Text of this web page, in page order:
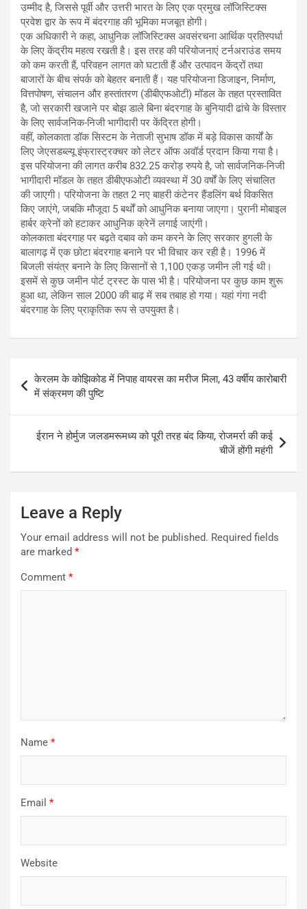
उम्मीद है, जिससे पूर्वी और उत्तरी भारत के लिए एक प्रमुख लॉजिस्टिक्स
प्रवेश द्वार के रूप में बंदरगाह की भूमिका मजबूत होगी।
एक अधिकारी ने कहा, आधुनिक लॉजिस्टिक्स अवसंरचना आर्थिक प्रतिस्पर्धा
के लिए केंद्रीय महत्व रखती है। इस तरह की परियोजनाएं टर्नअराउंड समय
को कम करती हैं, परिवहन लागत को घटाती हैं और उत्पादन केंद्रों तथा
बाजारों के बीच संपर्क को बेहतर बनाती हैं। यह परियोजना डिजाइन, निर्माण,
वित्तपोषण, संचालन और हस्तांतरण (डीबीएफओटी) मॉडल के तहत प्रस्तावित
है, जो सरकारी खजाने पर बोझ डाले बिना बंदरगाह के बुनियादी ढांचे के विस्तार
के लिए सार्वजनिक-निजी भागीदारी पर केंद्रित होगी।
वहीं, कोलकाता डॉक सिस्टम के नेताजी सुभाष डॉक में बड़े विकास कार्यों के
लिए जेएसडब्ल्यू इंफ्रास्ट्रक्चर को लेटर ऑफ अवॉर्ड प्रदान किया गया है।
इस परियोजना की लागत करीब 832.25 करोड़ रुपये है, जो सार्वजनिक-निजी
भागीदारी मॉडल के तहत डीबीएफओटी व्यवस्था में 30 वर्षों के लिए संचालित
की जाएगी। परियोजना के तहत 2 नए बाहरी कंटेनर हैंडलिंग बर्थ विकसित
किए जाएंगे, जबकि मौजूदा 5 बर्थों को आधुनिक बनाया जाएगा। पुरानी मोबाइल
हार्बर क्रेनों को हटाकर आधुनिक क्रेनें लगाई जाएंगी।
कोलकाता बंदरगाह पर बढ़ते दबाव को कम करने के लिए सरकार हुगली के
बालागढ़ में एक छोटा बंदरगाह बनाने पर भी विचार कर रही है। 1996 में
बिजली संयंत्र बनाने के लिए किसानों से 1,100 एकड़ जमीन ली गई थी।
इसमें से कुछ जमीन पोर्ट ट्रस्ट के पास भी है। परियोजना पर कुछ काम शुरू
हुआ था, लेकिन साल 2000 की बाढ़ में सब तबाह हो गया। यहां गंगा नदी
बंदरगाह के लिए प्राकृतिक रूप से उपयुक्त है।
Post
navigation
केरलम के कोझिकोड में निपाह वायरस का मरीज मिला, 43 वर्षीय कारोबारी
में संक्रमण की पुष्टि
ईरान ने होर्मुज जलडमरूमध्य को पूरी तरह बंद किया, रोजमर्रा की कई
चीजें होंगी महंगी
Leave a Reply
Your email address will not be published. Required fields
are marked *
Comment *
Name *
Email *
Website